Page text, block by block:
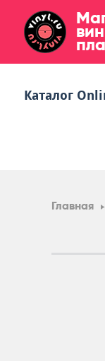
Каталог
Главная